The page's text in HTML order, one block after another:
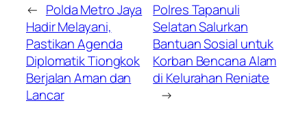
← Polda Metro Jaya
Hadir Melayani,
Pastikan Agenda
Diplomatik Tiongkok
Berjalan Aman dan
Lancar
Polres Tapanuli
Selatan Salurkan
Bantuan Sosial untuk
Korban Bencana Alam
di Kelurahan Reniate
→